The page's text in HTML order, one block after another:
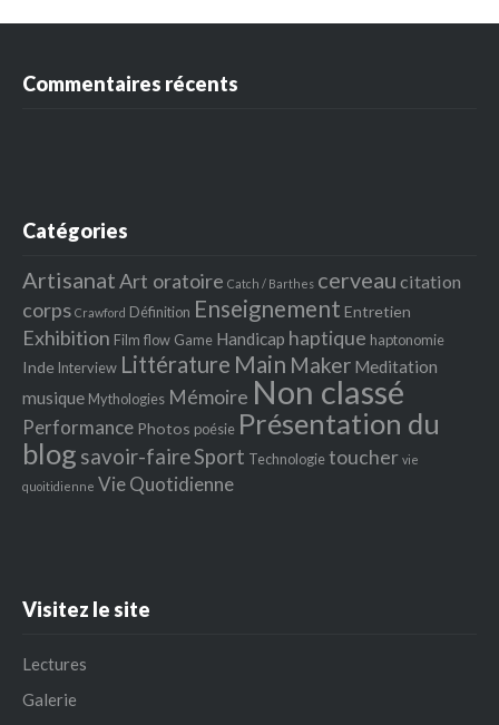
Commentaires récents
Catégories
ArtisanatArt oratoire Catch / Barthes cerveau citation
corps Crawford Définition Enseignement Entretien
Exhibition Film flow Game Handicap haptique haptonomie
Inde Interview Littérature Main Maker Meditation
musique Mythologies Mémoire Non classé
Performance Photos poésie Présentation du
blog savoir-faireSport Technologietoucher vie
quoitidienne Vie Quotidienne
Visitez le site
Lectures
Galerie